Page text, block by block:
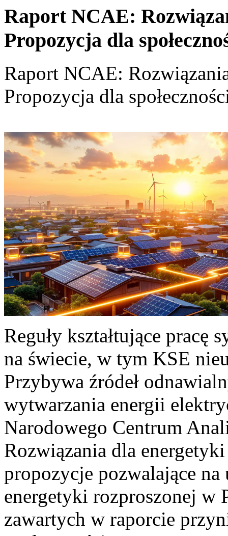
Raport NCAE:
Propozycja dla
Raport NCAE:
Propozycja dla
Reguły kształtujące pracę
na świecie, w tym KSE
Przybywa źródeł
wytwarzania energii
Narodowego Centrum
Rozwiązania dla
propozycje pozwalające
energetyki rozproszonej w
zawartych w raporcie